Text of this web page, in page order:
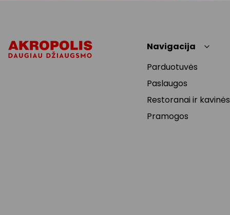
Navigacija
Parduotuvės
Paslaugos
Restoranai ir kavinės
Pramogos